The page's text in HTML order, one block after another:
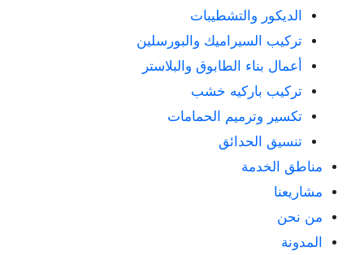
الديكور والتشطيبات
تركيب السيراميك والبورسلين
أعمال بناء الطابوق والبلاستر
تركيب باركيه خشب
تكسير وترميم الحمامات
تنسيق الحدائق
مناطق الخدمة
مشاريعنا
من نحن
المدونة